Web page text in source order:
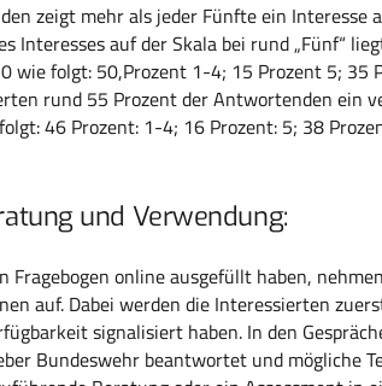
zeigt mehr als jeder Fünfte ein Interesse
Interesses auf der Skala bei rund „Fünf“
wie folgt: 50,Prozent 1-4; 15 Prozent 5; 35
rund 55 Prozent der Antwortenden ein
46 Prozent: 1-4; 16 Prozent: 5; 38
und Verwendung:
Fragebogen online ausgefüllt haben,
auf. Dabei werden die Interessierten
signalisiert haben. In den
Bundeswehr beantwortet und mögliche